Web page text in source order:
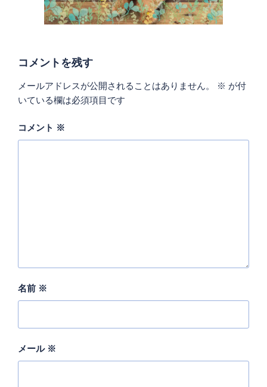
コメントを残す
メールアドレスが公開されることはありません。 ※ が付
いている欄は必須項目です
コメント ※
名前 ※
メール ※